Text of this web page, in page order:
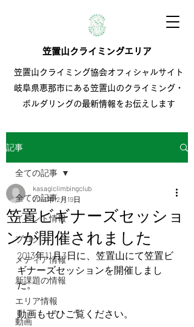
笠置山クライミング協会オフィシャルサイト
岐阜県恵那市にある笠置山のクライミング・
ボルダリングの最新情報をお伝えします
笠置山クライミングエリア
記事
全ての記事
イベント情報
ブログ
メディア情報
新課題の情報
エリア情報
動画
全ての記事
笠置ビギナーズセッショ
ンが開催されました
kasagiclimbingclub
2013年12月19日
2013年11月3日に、笠置山にて笠置ビ
ギナーズセッションを開催しまし
た。
動画もぜひご覧ください。